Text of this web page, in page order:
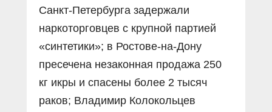
Санкт-Петербурга задержали
наркоторговцев с крупной партией
«синтетики»; в Ростове-на-Дону
пресечена незаконная продажа 250
кг икры и спасены более 2 тысяч
раков; Владимир Колокольцев